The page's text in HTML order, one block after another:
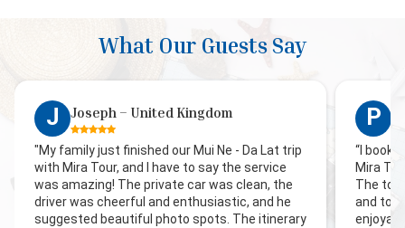
What Our Guests Say
J Joseph – United Kingdom
"My family just finished our Mui Ne - Da Lat trip
with Mira Tour, and I have to say the service
was amazing! The private car was clean, the
driver was cheerful and enthusiastic, and he
suggested beautiful photo spots. The itinerary
P
“I
Mira
The
and told